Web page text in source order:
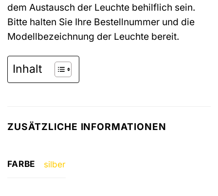
dem Austausch der Leuchte behilflich sein.
Bitte halten Sie Ihre Bestellnummer und die
Modellbezeichnung der Leuchte bereit.
Inhalt
ZUSÄTZLICHE INFORMATIONEN
FARBE silber